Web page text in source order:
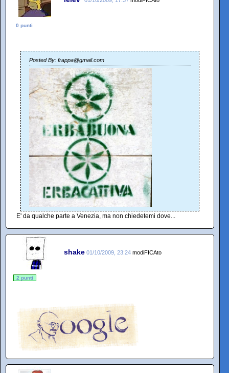
0 punti
Posted By: frappa@gmail.com
E' da qualche parte a Venezia, ma non chiedetemi dove...
shake 01/10/2009, 23:24 modiFICAto
2 punti